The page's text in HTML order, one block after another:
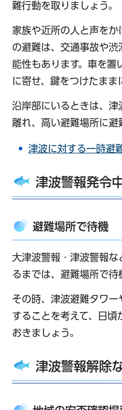
難行動を取りましょう。
家族や近所の人と声を
の避難は、交通事故や渋
能性もあります。車を置
に寄せ、鍵をつけたまま
沿岸部にいるときは、津
離れ、高い避難場所に避
津波に対する一時避
津波警報発令
避難場所で待機
大津波警報・津波警報
るまでは、避難場所で待
その時、津波避難タワ
することを考えて、日頃
おきましょう。
津波警報解除